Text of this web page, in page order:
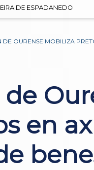
DE ESPADANEDO
DE OURENSE MOBILIZA
en